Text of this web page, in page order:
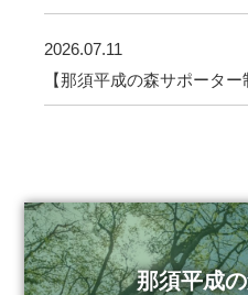
2026.07.11
【那須平成の森サポータ
那須平成